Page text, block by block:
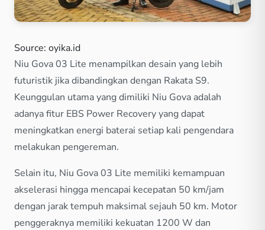
Source: oyika.id
Niu Gova 03 Lite menampilkan desain yang lebih
futuristik jika dibandingkan dengan Rakata S9.
Keunggulan utama yang dimiliki Niu Gova adalah
adanya fitur EBS Power Recovery yang dapat
meningkatkan energi baterai setiap kali pengendara
melakukan pengereman.
Selain itu, Niu Gova 03 Lite memiliki kemampuan
akselerasi hingga mencapai kecepatan 50 km/jam
dengan jarak tempuh maksimal sejauh 50 km. Motor
penggeraknya memiliki kekuatan 1200 W dan